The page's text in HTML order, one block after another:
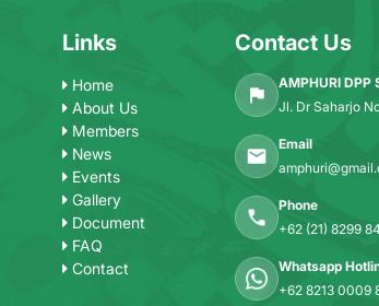
Links
Home
About Us
Members
News
Events
Gallery
Document
FAQ
Contact
Contact Us
AMPHURI DPP
Jl. Dr Saharjo
Email
Phone
+62 (21) 8299
Whatsapp
+62 8213 0009